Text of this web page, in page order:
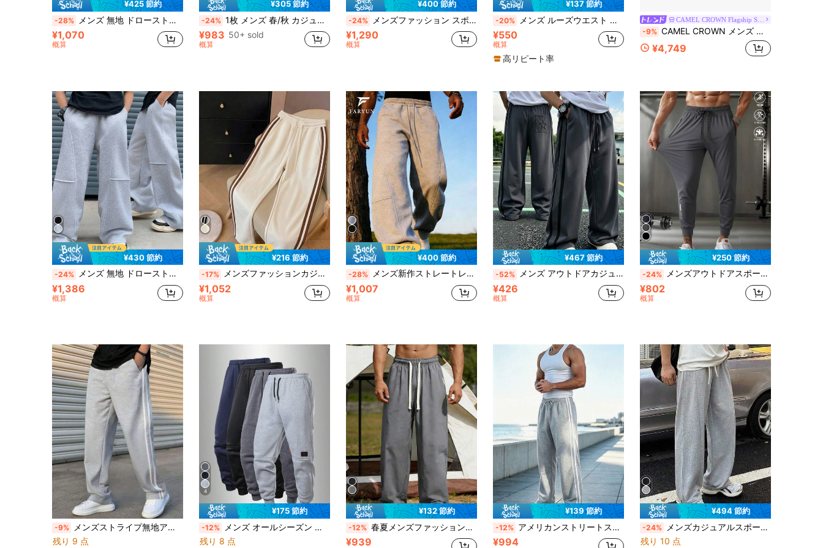
¥425 節約
-28% メンズ 無地 ドローストリング ウエスト ポケット カジュアル ルーズ スウェットパンツ、ルーズフィット グレー スポーツパンツ 春
¥1,070
概算
¥305 節約
-24% 1枚 メンズ 春/秋 カジュアルパンツ、ルーズ ワイドレッグ アウトドアスポーツパンツ、ベーシックなウエストゴムとポケットデザイン。フィットネス、アウトドアハイキング、学校への復帰に最適。
¥983 50+ sold
概算
¥400 節約
-24% メンズファッション スポーツスウェットパンツ、カジュアルミニマリスト 無地 ワイドレッグ ルーズ ロングパンツ、ウエストドローストリングと大きなポケット、軽量、日常のウォーキング、仕事、旅行などに適しています。
¥1,290
概算
¥137 節約
-20% メンズ ルーズウエスト ドローストリングデザイン カジュアル ワイドレッグパンツ、リラックスした快適なフィット感 スポーツ
¥550
概算
高リピート率
CAMEL CROWN Flagship Store
-9% CAMEL CROWN メンズ 秋冬 織り生地 フリース裏地 スウェットパンツ - 撥水、静電気防止、カジュアル スウェットパンツ
¥4,749
¥430 節約
-24% メンズ 無地 ドローストリング ウエスト ゆったり カジュアル スウェットパンツ、ルーズ ボクサーパンツ、アウトドア シンプル パッチワーク パンツ、学生やメンズのスポーツに適しています
¥1,386
概算
¥216 節約
-17% メンズファッションカジュアルスポーツロングパンツ、ドローストリングウエスト、メンズロングパンツ、メンズスポーツパンツ、サイドストライプデザイン、スポーツファッション、日常通勤、ホームレジャー、アウトドアスポーツなどのシーンに適しています
¥1,052
概算
¥400 節約
-28% メンズ新作ストレートレッグスウェットパンツ、無地カジュアル快適通気性ドローストリング付きズボン スポーツ用春
¥1,007
概算
¥467 節約
-52% メンズ アウトドアカジュアル ロングパンツ、ダブルストライプデザイン、フィットネス、アウトドアハイキング、学校復帰、春のスポーツに最適
¥426
概算
¥250 節約
-24% メンズアウトドアスポーツパンツ、春夏カジュアルズボン、汚れ防止、軽量ロングパンツ
¥802
概算
-9%
メンズストライプ無地アウトドアスポーツ、カジュアルアウトドア、ドローストリング付きウエスト、伸縮性ウエストバンド、シンプルで日常的なスタイル、アウトドア活動が好きな男性と男の子に適しています。
残り 9 点
4
¥175 節約
-12%
メンズ オールシーズン スポーツジョガーパンツ、調整可能なドローストリング、サイドポケットとパッチロゴデザイン、ジムとランニングに適しています
残り 8 点
¥132 節約
-12% 春夏メンズファッションカジュアルドローストリングポケットロングパンツスポーツ
¥939
¥139 節約
-12% アメリカンストリートスタイル サイドストライプ スウェットパンツ、ストレートレッグ ドレープ カジュアルパンツ メンズ、多用途 グレー スポーツロングパンツ 日常通勤/スポーツ/ストリートダンス用
¥994
¥494 節約
-24%
メンズカジュアルスポーツパンツ、スポーツ、アウトドア、旅行、仕事、家庭用に適しています | オールシーズン超ソフト、調整可能なヘム スプリング
残り 10 点